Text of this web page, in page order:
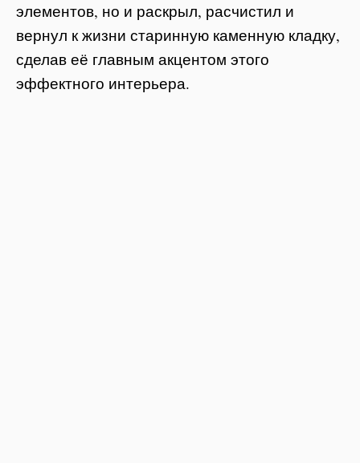
элементов, но и раскрыл, расчистил и
вернул к жизни старинную каменную кладку,
сделав её главным акцентом этого
эффектного интерьера.